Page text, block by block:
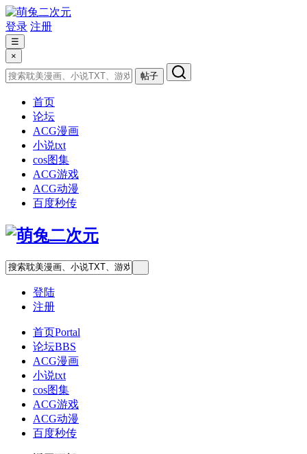
登录 注册
☰
×
帖子
首页
论坛
ACG漫画
小说txt
cos图集
ACG游戏
ACG动漫
百度秒传
登陆
注册
首页Portal
论坛BBS
ACG漫画
小说txt
cos图集
ACG游戏
ACG动漫
百度秒传